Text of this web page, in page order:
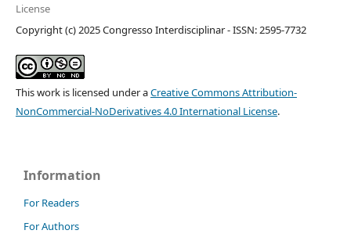
License
Copyright (c) 2025 Congresso Interdisciplinar - ISSN: 2595-7732
This work is licensed under aCreative Commons Attribution-
NonCommercial-NoDerivatives 4.0 International License.
Information
For Readers
For Authors